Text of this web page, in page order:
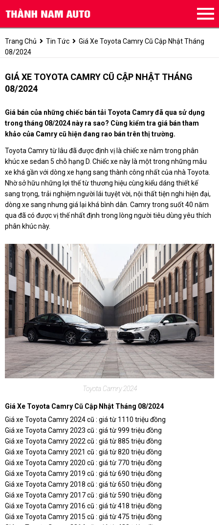
Trang Chủ Tin Tức
Giá Xe Toyota Camry Cũ Cập Nhật Tháng
08/2024
GIÁ XE TOYOTA CAMRY CŨ CẬP NHẬT THÁNG
08/2024
Giá bán của những chiếc bán tải Toyota Camry đã qua sử dụng
trong tháng 08/2024 này ra sao? Cùng kiểm tra giá bán tham
khảo của Camry cũ hiện đang rao bán trên thị trường.
Toyota Camry từ lâu đã được định vị là chiếc xe nằm trong phân
khúc xe sedan 5 chỗ hạng D. Chiếc xe này là một trong những mẫu
xe khá gần với dòng xe hạng sang thành công nhất của nhà Toyota.
Nhờ sở hữu những lợi thế từ thương hiệu cùng kiểu dáng thiết kế
sang trọng, trải nghiệm người lái tuyệt vời, nội thất tiện nghi hiện đại,
dòng xe sang nhưng giá lại khá bình dân. Camry trong suốt 40 năm
qua đã có được vị thế nhất định trong lòng người tiêu dùng yêu thích
phân khúc này.
Toyota Camry 2024
Giá Xe Toyota Camry Cũ Cập Nhật Tháng 08/2024
Giá xe Toyota Camry 2024 cũ : giá từ 1110 triệu đồng
Giá xe Toyota Camry 2023 cũ : giá từ 999 triệu đồng
Giá xe Toyota Camry 2022 cũ : giá từ 885 triệu đồng
Giá xe Toyota Camry 2021 cũ : giá từ 820 triệu đồng
Giá xe Toyota Camry 2020 cũ : giá từ 770 triệu đồng
Giá xe Toyota Camry 2019 cũ : giá từ 690 triệu đồng
Giá xe Toyota Camry 2018 cũ : giá từ 650 triệu đồng
Giá xe Toyota Camry 2017 cũ : giá từ 590 triệu đồng
Giá xe Toyota Camry 2016 cũ : giá từ 418 triệu đồng
Giá xe Toyota Camry 2015 cũ : giá từ 475 triệu đồng